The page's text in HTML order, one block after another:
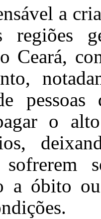
a
regiões
Ceará,
o
sofrerem
a óbito